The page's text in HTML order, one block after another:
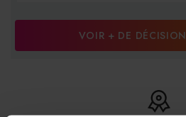
VOIR + DE